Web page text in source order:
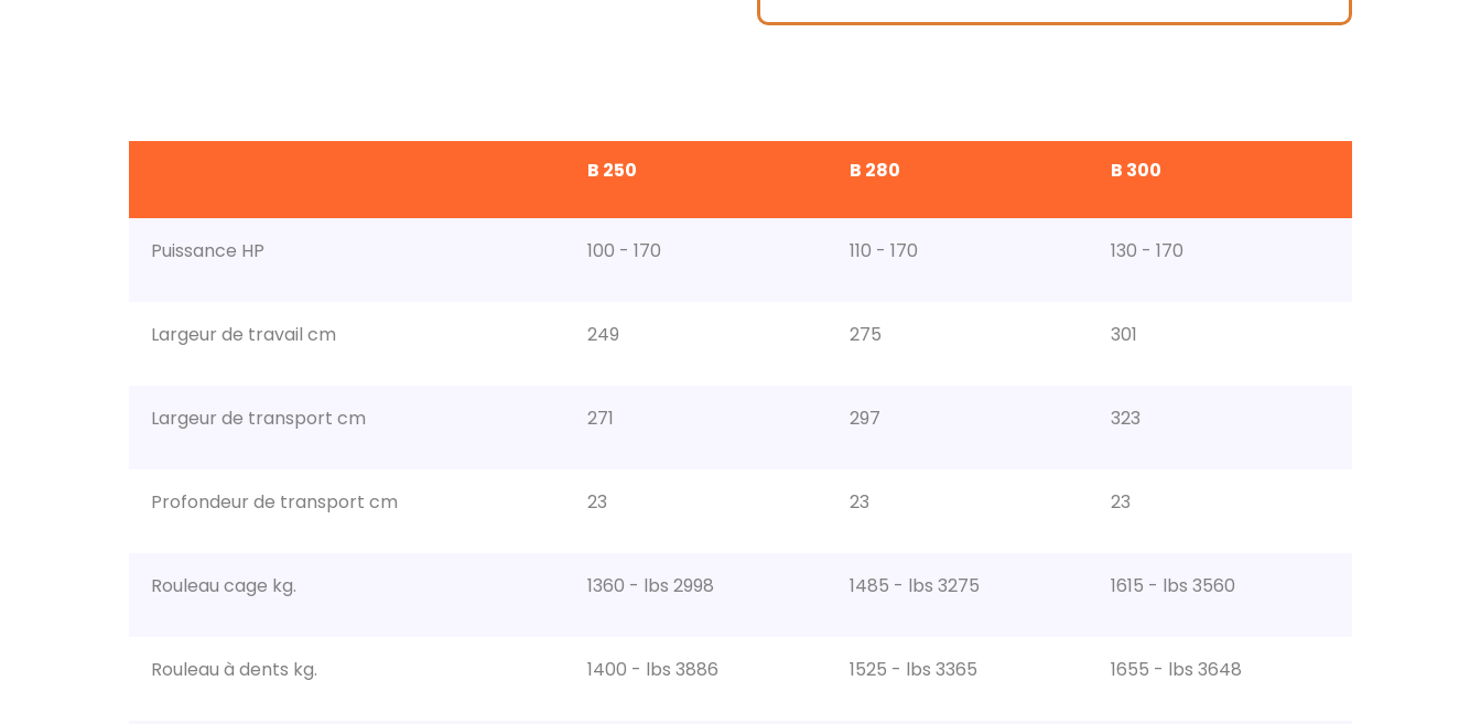
B 250 B 280 B 300
Puissance HP 100 - 170 110 - 170 130 - 170
Largeur de travail cm 249 275 301
Largeur de transport cm 271 297 323
Profondeur de transport cm 23 23 23
Rouleau cage kg. 1360 - lbs 2998 1485 - lbs 3275 1615 - lbs 3560
Rouleau à dents kg. 1400 - lbs 3886 1525 - lbs 3365 1655 - lbs 3648